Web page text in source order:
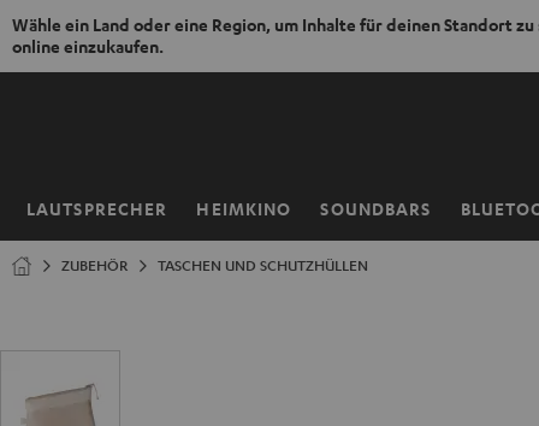
Wähle ein Land oder eine Region, um Inhalte für deinen Standort zu
online einzukaufen.
ZUM
LAUTSPRECHER HEIMKINO SOUNDBARS
Startseite
ZUBEHÖR TASCHEN UND SCHUTZHÜLLEN